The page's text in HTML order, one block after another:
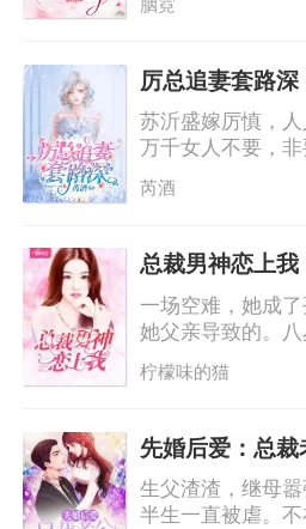
钱，我要复仇！”
的。”陆锦傲咳嗽
给我，作为我的妻
厉总追妻套路深
苏沂盛嫁厉慎，
万千女人不要，
怀上别人的孩子
外界传闻，苏沂
果真是白月光，
上，死不承认那是
朱砂痣，也不会
姐登门入室，分
过是侮辱她而已。
芮酒
总裁男神恋上我
一场空难，她成
她父亲导致的。
回付家，本以为
他是来讨债的。
给她……他不允许
名字，付墨沉，付
固……
柠檬味的猫
先婚后爱：总裁
生父渣渣，继母
半生一直被虐。